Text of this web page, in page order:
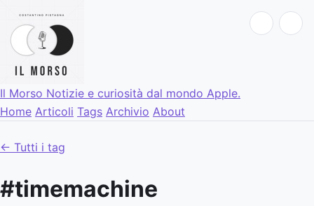
Il Morso Notizie e curiosità dal mondo Apple.
Home Articoli Tags Archivio About
← Tutti i tag
#timemachine